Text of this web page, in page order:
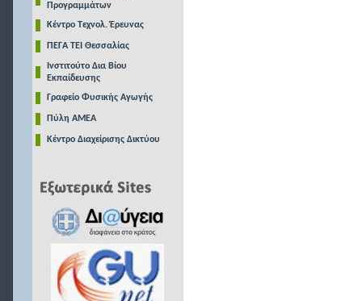
Προγραμμάτων
Κέντρο Τεχνολ. Έρευνας
ΠΕΓΑ ΤΕΙ Θεσσαλίας
Ινστιτούτο Δια Βίου
Εκπαίδευσης
Γραφείο Φυσικής Αγωγής
Πύλη ΑΜΕΑ
Κέντρο Διαχείρισης Δικτύου